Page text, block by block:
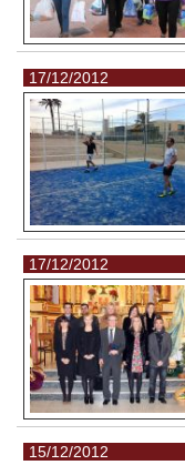
17/12/2012
17/12/2012
15/12/2012